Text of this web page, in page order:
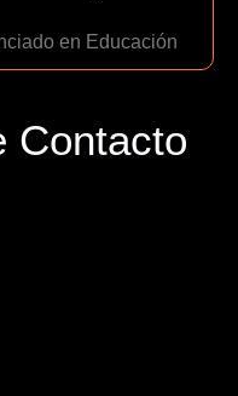
en Educación
Contacto